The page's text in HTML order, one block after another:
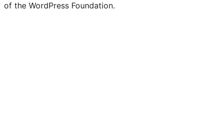
of the WordPress Foundation.